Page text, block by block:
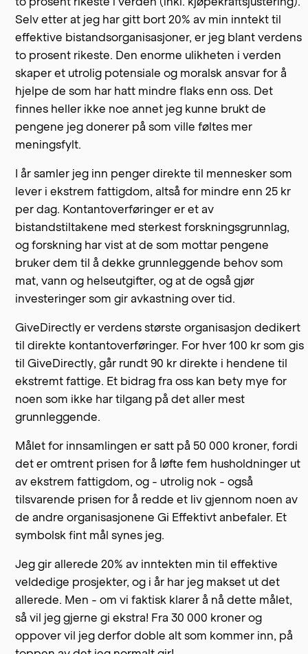
Selv etter at jeg har gitt bort 20% av min inntekt til
effektive bistandsorganisasjoner, er jeg blant verdens
to prosent rikeste. Den enorme ulikheten i verden
skaper et utrolig potensiale og moralsk ansvar for å
hjelpe de som har hatt mindre flaks enn oss. Det
finnes heller ikke noe annet jeg kunne brukt de
pengene jeg donerer på som ville føltes mer
meningsfylt.
I år samler jeg inn penger direkte til mennesker som
lever i ekstrem fattigdom, altså for mindre enn 25 kr
per dag. Kontantoverføringer er et av
bistandstiltakene med sterkest forskningsgrunnlag,
og forskning har vist at de som mottar pengene
bruker dem til å dekke grunnleggende behov som
mat, vann og helseutgifter, og at de også gjør
investeringer som gir avkastning over tid.
GiveDirectly er verdens største organisasjon dedikert
til direkte kontantoverføringer. For hver 100 kr som gis
til GiveDirectly, går rundt 90 kr direkte i hendene til
ekstremt fattige. Et bidrag fra oss kan bety mye for
noen som ikke har tilgang på det aller mest
grunnleggende.
Målet for innsamlingen er satt på 50 000 kroner, fordi
det er omtrent prisen for å løfte fem husholdninger ut
av ekstrem fattigdom, og - utrolig nok - også
tilsvarende prisen for å redde et liv gjennom noen av
de andre organisasjonene Gi Effektivt anbefaler. Et
symbolsk fint mål synes jeg.
Jeg gir allerede 20% av inntekten min til effektive
veldedige prosjekter, og i år har jeg makset ut det
allerede. Men - om vi faktisk klarer å nå dette målet,
så vil jeg gjerne gi ekstra! Fra 30 000 kroner og
oppover vil jeg derfor doble alt som kommer inn, på